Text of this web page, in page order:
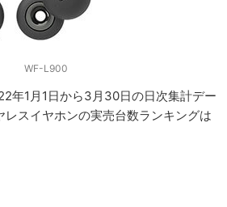
WF-L900
年1月1日から3月30日の日次集計デー
レスイヤホンの実売台数ランキングは